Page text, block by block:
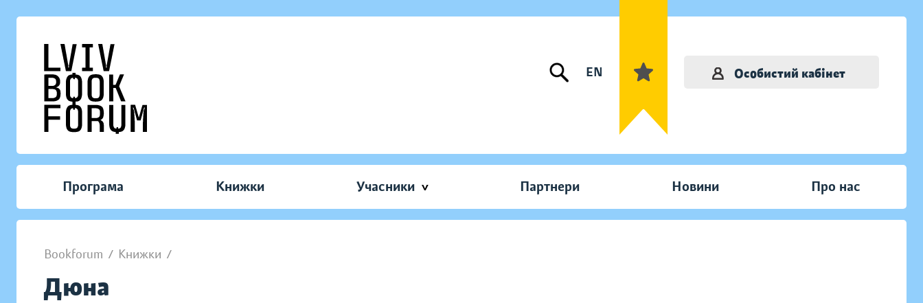
EN Особистий кабінет
Програма Книжки Учасники Партнери Новини Про нас
Bookforum / Книжки /
Дюна